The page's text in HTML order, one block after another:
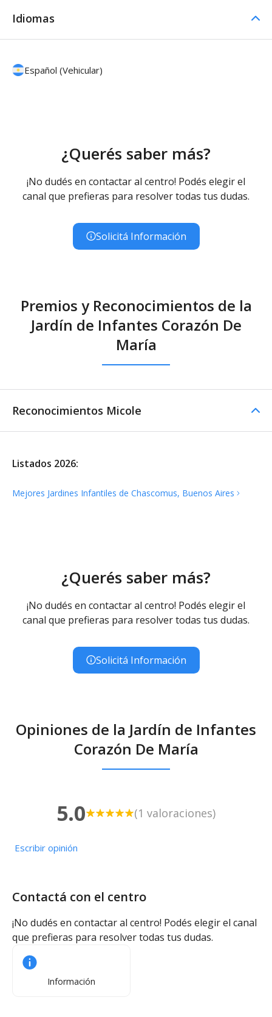
Idiomas
Español (Vehicular)
¿Querés saber más?
¡No dudés en contactar al centro! Podés elegir el
canal que prefieras para resolver todas tus dudas.
Solicitá Información
Premios y Reconocimientos de la
Jardín de Infantes Corazón De
María
Reconocimientos Micole
Listados 2026:
Mejores Jardines Infantiles de Chascomus, Buenos Aires
¿Querés saber más?
¡No dudés en contactar al centro! Podés elegir el
canal que prefieras para resolver todas tus dudas.
Solicitá Información
Opiniones de la Jardín de Infantes
Corazón De María
5.0 (1 valoraciones)
Escribir opinión
Contactá con el centro
¡No dudés en contactar al centro! Podés elegir el canal
que prefieras para resolver todas tus dudas.
Información